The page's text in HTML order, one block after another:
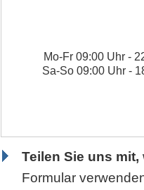
Mo-Fr 09:00 Uhr -
Sa-So 09:00 Uhr -
Teilen Sie uns mit,
Formular